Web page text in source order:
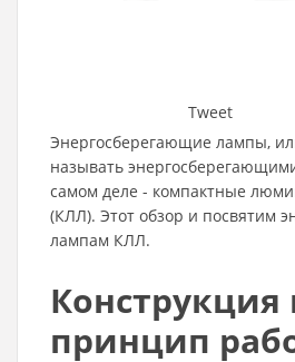
Tweet
Энергосберегающие лампы,
называть
самом деле - компактные
(КЛЛ). Этот обзор и посвятим
лампам КЛЛ.
Конструкция
принцип